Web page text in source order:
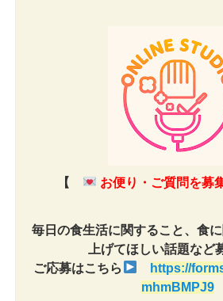
【 お便り・ご質問を募
毎日の食生活に関すること、食
上げてほしい話題など
ご応募はこちら
https://
mhmBMPJ9